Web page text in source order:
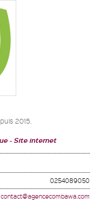
2015.
Site internet
0254089050
contact@agencecombawa.com